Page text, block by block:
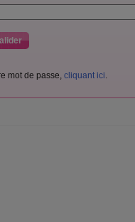
mot de passe, cliquant ici.